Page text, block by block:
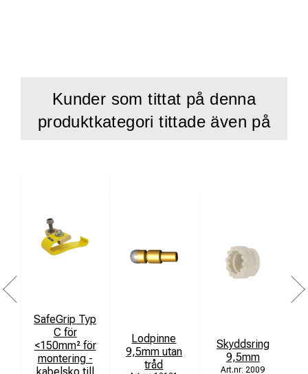
Kunder som tittat på denna
produktkategori tittade även på
SafeGrip Typ
C för
<150mm² för
montering -
kabelsko till
Lodpinne
9,5mm utan
tråd
Skyddsring
9,5mm
2009